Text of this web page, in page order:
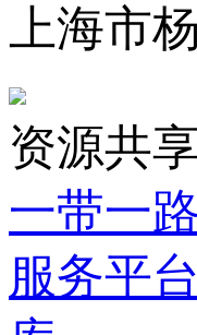
上海市
资源共
一带一
服务平台